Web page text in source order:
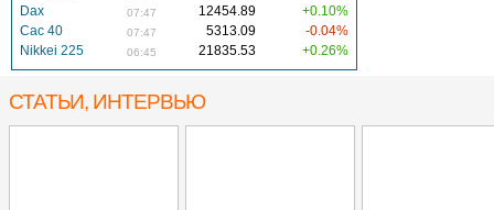
Dax
07:47 12454.89
+0.10%
Cac 40
07:47 5313.09
-0.04%
Nikkei 225
06:45 21835.53 +0.26%
СТАТЬИ, ИНТЕРВЬЮ